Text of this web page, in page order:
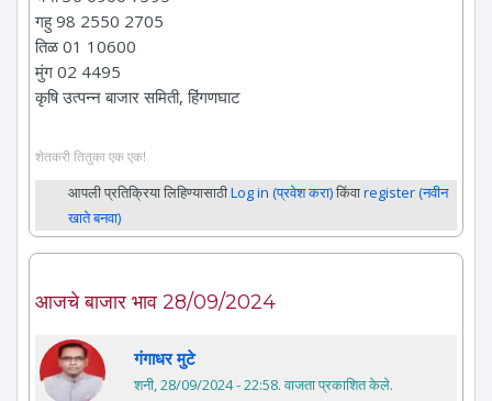
गहु 98 2550 2705
तिळ 01 10600
मुंग 02 4495
कृषि उत्पन्न बाजार समिती, हिंगणघाट
शेतकरी तितुका एक एक!
आपली प्रतिक्रिया लिहिण्यासाठीLog in (प्रवेश करा)किंवाregister (नवीन
खाते बनवा)
आजचे बाजार भाव 28/09/2024
गंगाधर मुटे
शनी, 28/09/2024 - 22:58. वाजता प्रकाशित केले.